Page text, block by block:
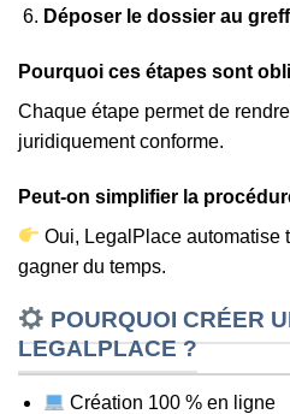
Déposer le dossier au
Pourquoi ces étapes sont
Chaque étape permet de
juridiquement conforme.
Peut-on simplifier la
Oui, LegalPlace automatise
gagner du temps.
POURQUOI CRÉER
LEGALPLACE ?
Création 100 % en ligne